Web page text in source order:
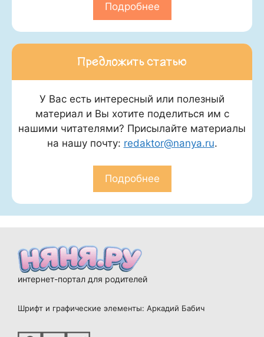
Подробнее
Предложить статью
У Вас есть интересный или полезный
материал и Вы хотите поделиться им с
нашими читателями? Присылайте материалы
на нашу почту: redaktor@nanya.ru.
Подробнее
интернет-портал для родителей
Шрифт и графические элементы: Аркадий Бабич